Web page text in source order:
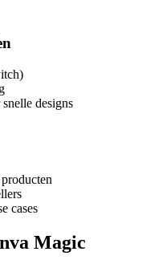
designs
cases
Magic